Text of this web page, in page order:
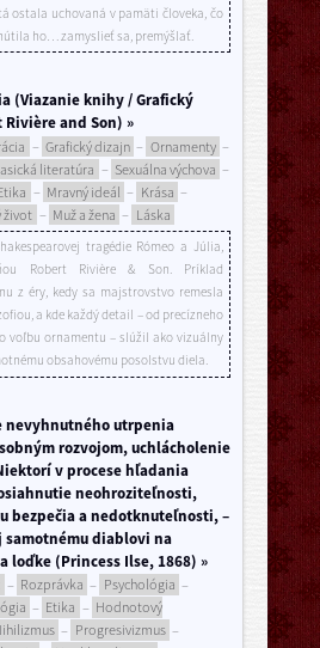
ostala uchovaná v pamäti človeka, čo
ho… zamyslieť sa, premýšlať.
(Viazanie knihy / Grafický
and Son) »
– Grafický dizajn – Ornamenty –
literatúra – Sexuálna výchova –
– Mravný ideál – Krása –
život – Muž a žena – Láska
tragédie Rómeo a Júlia,
Robert Rivière & Son. Príklad
z éry, kedy sa majstrovstvo remesla
a kde každý detail – od precízneho
voľbu ornamentu – slúžil ako vizuálny
obsahovému posolstvu diela.
nevyhnutného utrpenia
rozvojom, uchlácholenie
v procese hľadania
neohroziteľnosti,
bezpečia a nedotknuteľnosti, –
samotnému diablovi na
loďke (Princess Ilse, 1868) »
– Rozprávka – Psychológia –
– Etika – Hodnotový
– Progresivizmus –